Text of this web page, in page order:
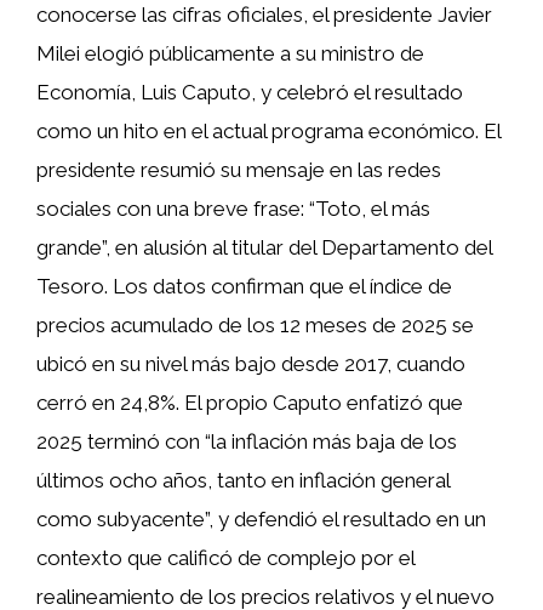
conocerse las cifras oficiales, el presidente Javier
Milei elogió públicamente a su ministro de
Economía, Luis Caputo, y celebró el resultado
como un hito en el actual programa económico. El
presidente resumió su mensaje en las redes
sociales con una breve frase: “Toto, el más
grande”, en alusión al titular del Departamento del
Tesoro. Los datos confirman que el índice de
precios acumulado de los 12 meses de 2025 se
ubicó en su nivel más bajo desde 2017, cuando
cerró en 24,8%. El propio Caputo enfatizó que
2025 terminó con “la inflación más baja de los
últimos ocho años, tanto en inflación general
como subyacente”, y defendió el resultado en un
contexto que calificó de complejo por el
realineamiento de los precios relativos y el nuevo